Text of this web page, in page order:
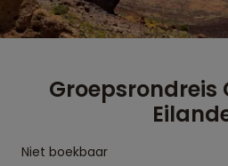
Groepsrondreis
Niet boekbaar